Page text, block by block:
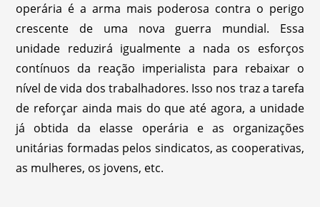
operária é a arma mais poderosa contra o perigo
crescente de uma nova guerra mundial. Essa
unidade reduzirá igualmente a nada os esforços
contínuos da reação imperialista para rebaixar o
nível de vida dos trabalhadores. Isso nos traz a tarefa
de reforçar ainda mais do que até agora, a unidade
já obtida da elasse operária e as organizações
unitárias formadas pelos sindicatos, as cooperativas,
as mulheres, os jovens, etc.